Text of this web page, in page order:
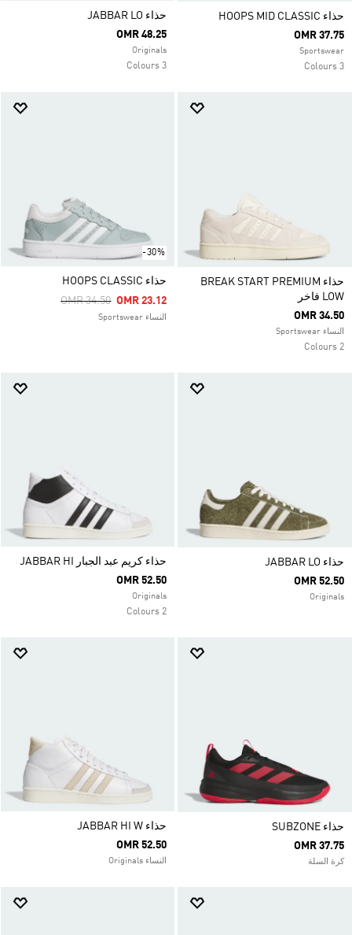
حذاء HOOPS MID CLASSIC
OMR 37.75
Sportswear
3 Colours
حذاء JABBAR LO
OMR 48.25
Originals
3 Colours
حذاء BREAK START PREMIUM
LOW فاخر
OMR 34.50
النساء Sportswear
2 Colours
-30%
حذاء HOOPS CLASSIC
Price Reduced From
OMR 34.50ToOMR 23.12
النساء Sportswear
حذاء JABBAR LO
OMR 52.50
Originals
حذاء كريم عبد الجبار JABBAR HI
OMR 52.50
Originals
2 Colours
حذاء SUBZONE
OMR 37.75
كرة السلة
حذاء JABBAR HI W
OMR 52.50
النساء Originals